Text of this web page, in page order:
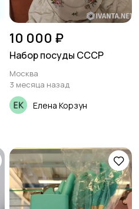
10 000 ₽
Набор посуды СССР
Москва
3 месяца назад
Елена Корзун